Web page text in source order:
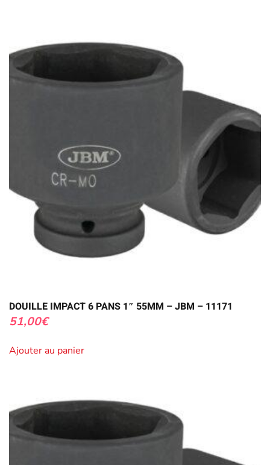
DOUILLE IMPACT 6 PANS 1″ 55MM – JBM – 11171
51,00€
Ajouter au panier